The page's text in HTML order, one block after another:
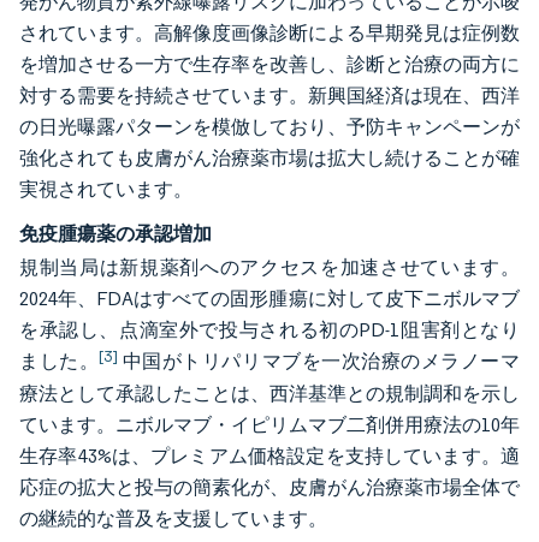
されています。高解像度画像診断による早期発見は症例数
を増加させる一方で生存率を改善し、診断と治療の両方に
対する需要を持続させています。新興国経済は現在、西洋
の日光曝露パターンを模倣しており、予防キャンペーンが
強化されても皮膚がん治療薬市場は拡大し続けることが確
実視されています。
免疫腫瘍薬の承認増加
規制当局は新規薬剤へのアクセスを加速させています。
2024年、FDAはすべての固形腫瘍に対して皮下ニボルマブ
を承認し、点滴室外で投与される初のPD-1阻害剤となり
ました。[3] 中国がトリパリマブを一次治療のメラノーマ
療法として承認したことは、西洋基準との規制調和を示し
ています。ニボルマブ・イピリムマブ二剤併用療法の10年
生存率43%は、プレミアム価格設定を支持しています。適
応症の拡大と投与の簡素化が、皮膚がん治療薬市場全体で
の継続的な普及を支援しています。